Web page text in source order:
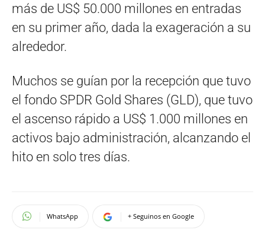
más de US$ 50.000 millones en entradas
en su primer año, dada la exageración a su
alrededor.
Muchos se guían por la recepción que tuvo
el fondo SPDR Gold Shares (GLD), que tuvo
el ascenso rápido a US$ 1.000 millones en
activos bajo administración, alcanzando el
hito en solo tres días.
WhatsApp + Seguinos en Google